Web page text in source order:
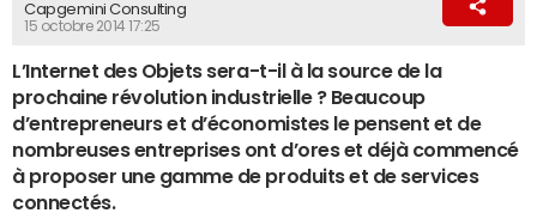
Capgemini Consulting
15 octobre 2014 17:25
L’Internet des Objets sera-t-il à la source de la
prochaine révolution industrielle ? Beaucoup
d’entrepreneurs et d’économistes le pensent et de
nombreuses entreprises ont d’ores et déjà commencé
à proposer une gamme de produits et de services
connectés.